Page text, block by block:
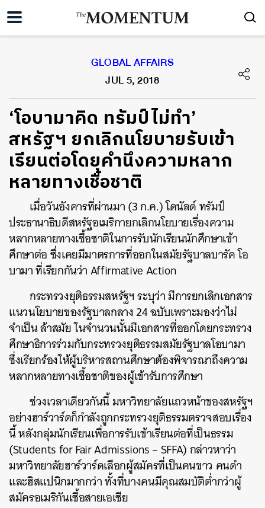
GLOBAL AFFAIRS
JUL 5, 2018
‘โอบามาคิด ทรัมป์ไม่ทำ’
สหรัฐฯ ยกเลิกนโยบายรับเข้า
เรียนต่อโดยคำนึงความหลาก
หลายทางเชื้อชาติ
เมื่อวันอังคารที่ผ่านมา (3 ก.ค.) โดนัลด์ ทรัมป์
ประธานาธิบดีสหรัฐอเมริกายกเลิกนโยบายเรื่องความ
หลากหลายทางเชื้อชาติในการรับนักเรียนนักศึกษาเข้า
ศึกษาต่อ ซึ่งเคยมีมาตรการที่ออกในสมัยรัฐบาลบารัค โอ
บามา ที่เรียกกันว่า Affirmative Action
กระทรวงยุติธรรมสหรัฐฯ ระบุว่า มีการยกเลิกเอกสาร
แนวนโยบายของรัฐบาลกลาง 24 ฉบับเพราะมองว่าไม่
จำเป็น ล้าสมัย ในจำนวนนั้นมีเอกสารที่ออกโดยกระทรวง
ศึกษาธิการร่วมกับกระทรวงยุติธรรมสมัยรัฐบาลโอบามา
ซึ่งเรียกร้องให้ผู้บริหารสถานศึกษาต้องพิจารณาถึงความ
หลากหลายทางเชื้อชาติของผู้เข้ารับการศึกษา
ช่วงเวลาเดียวกันนี้ มหาวิทยาลัยแถวหน้าของสหรัฐฯ
อย่างฮาร์วาร์ดก็กำลังถูกกระทรวงยุติธรรมตรวจสอบเรื่อง
นี้ หลังกลุ่มนักเรียนเพื่อการรับเข้าเรียนต่อที่เป็นธรรม
(Students for Fair Admissions – SFFA) กล่าวหาว่า
มหาวิทยาลัยฮาร์วาร์ดเลือกผู้สมัครที่เป็นคนขาว คนดำ
และฮิสแปนิกมากกว่า ทั้งที่บางคนมีคุณสมบัติต่ำกว่าผู้
สมัครอเมริกันเชื้อสายเอเชีย